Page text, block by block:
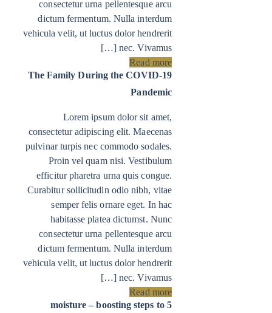
consectetur urna pellentesque arcu
dictum fermentum. Nulla interdum
vehicula velit, ut luctus dolor hendrerit
nec. Vivamus […]
Read more
The Family During the COVID-19
Pandemic
Lorem ipsum dolor sit amet,
consectetur adipiscing elit. Maecenas
pulvinar turpis nec commodo sodales.
Proin vel quam nisi. Vestibulum
efficitur pharetra urna quis congue.
Curabitur sollicitudin odio nibh, vitae
semper felis ornare eget. In hac
habitasse platea dictumst. Nunc
consectetur urna pellentesque arcu
dictum fermentum. Nulla interdum
vehicula velit, ut luctus dolor hendrerit
nec. Vivamus […]
Read more
5 moisture – boosting steps to